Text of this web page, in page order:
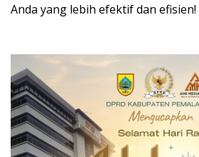
Anda yang lebih efektif dan efisien!